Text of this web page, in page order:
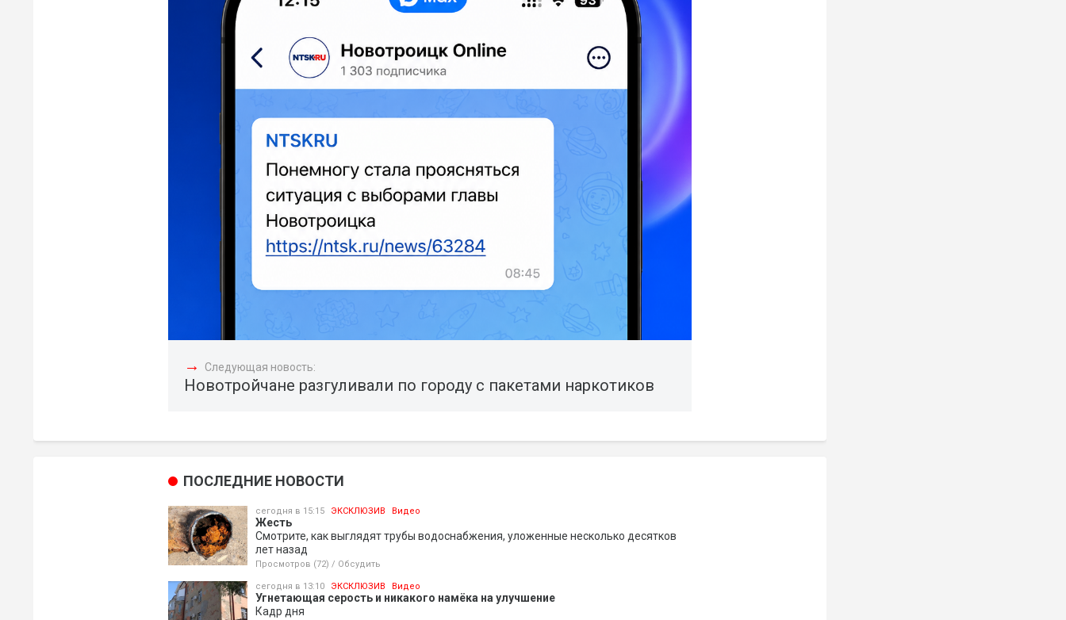
→ Следующая новость:
Новотройчане разгуливали по городу с пакетами наркотиков
ПОСЛЕДНИЕ НОВОСТИ
сегодня в 15:15 ЭКСКЛЮЗИВ Видео
Жесть
Смотрите, как выглядят трубы водоснабжения, уложенные несколько десятков
лет назад
Просмотров (72) / Обсудить
сегодня в 13:10 ЭКСКЛЮЗИВ Видео
Угнетающая серость и никакого намёка на улучшение
Кадр дня